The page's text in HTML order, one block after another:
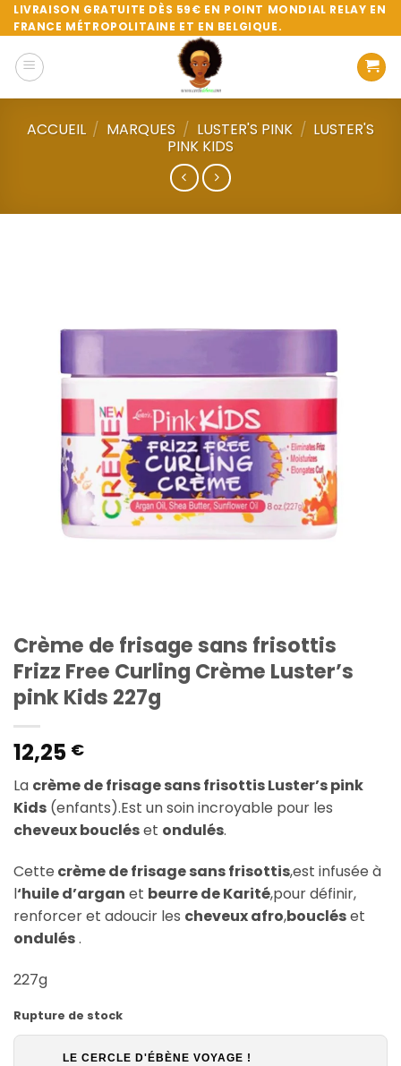
Passer
au
contenu
LIVRAISON GRATUITE DÈS 59€ EN POINT MONDIAL RELAY EN
FRANCE MÉTROPOLITAINE ET EN BELGIQUE.
ACCUEIL / MARQUES / LUSTER'S PINK / LUSTER'S
PINK KIDS
Crème de frisage sans frisottis
Frizz Free Curling Crème Luster’s
pink Kids 227g
12,25 €
La crème de frisage sans frisottis Luster’s pink
Kids (enfants).Est un soin incroyable pour les
cheveux boucléset ondulés.
Cette crème de frisage sans frisottis,est infusée à
l‘huile d’argan et beurre de Karité,pour définir,
renforcer et adoucir les cheveux afro,boucléset
ondulés.
227g
Rupture de stock
LE CERCLE D'ÉBÈNE VOYAGE !